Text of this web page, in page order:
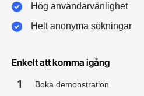
Hög användarvänlighet
Helt anonyma sökningar
Enkelt att komma igång
1 Boka demonstration